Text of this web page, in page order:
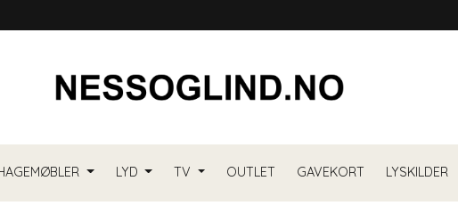
LYD TV OUTLET GAVEKORT LYSKILDER